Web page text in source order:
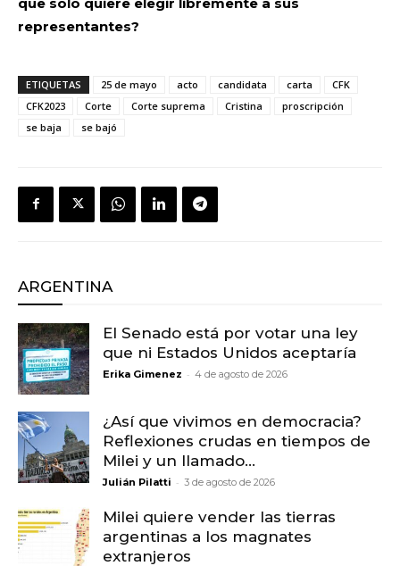
representantes?
ETIQUETAS 25 de mayo acto candidata carta
CFK
CFK2023
Corte Corte suprema Cristina
proscripción
se baja
se bajó
ARGENTINA
El Senado está por votar una ley
que ni Estados Unidos aceptaría
Erika Gimenez - 4 de agosto de 2026
¿Así que vivimos en democracia?
Reflexiones crudas en tiempos de
Milei y un llamado...
Julián Pilatti - 3 de agosto de 2026
Milei quiere vender las tierras
argentinas a los magnates
extranjeros